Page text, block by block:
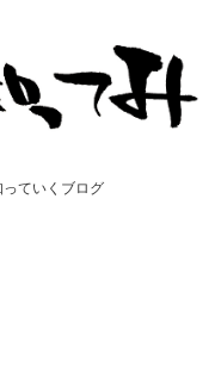
ていくブログ